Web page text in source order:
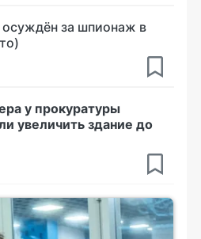
за шпионаж в
у прокуратуры
увеличить здание до